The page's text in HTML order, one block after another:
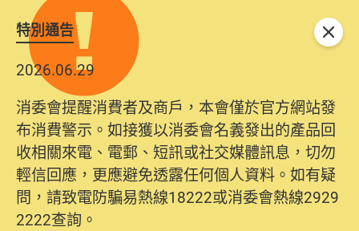
特別通告
2026.06.29
消委會提醒消費者及商戶，本會僅於官方網站發
布消費警示。如接獲以消委會名義發出的產品回
收相關來電、電郵、短訊或社交媒體訊息，切勿
輕信回應，更應避免透露任何個人資料。如有疑
問，請致電防騙易熱線18222或消委會熱線2929
2222查詢。
關閉